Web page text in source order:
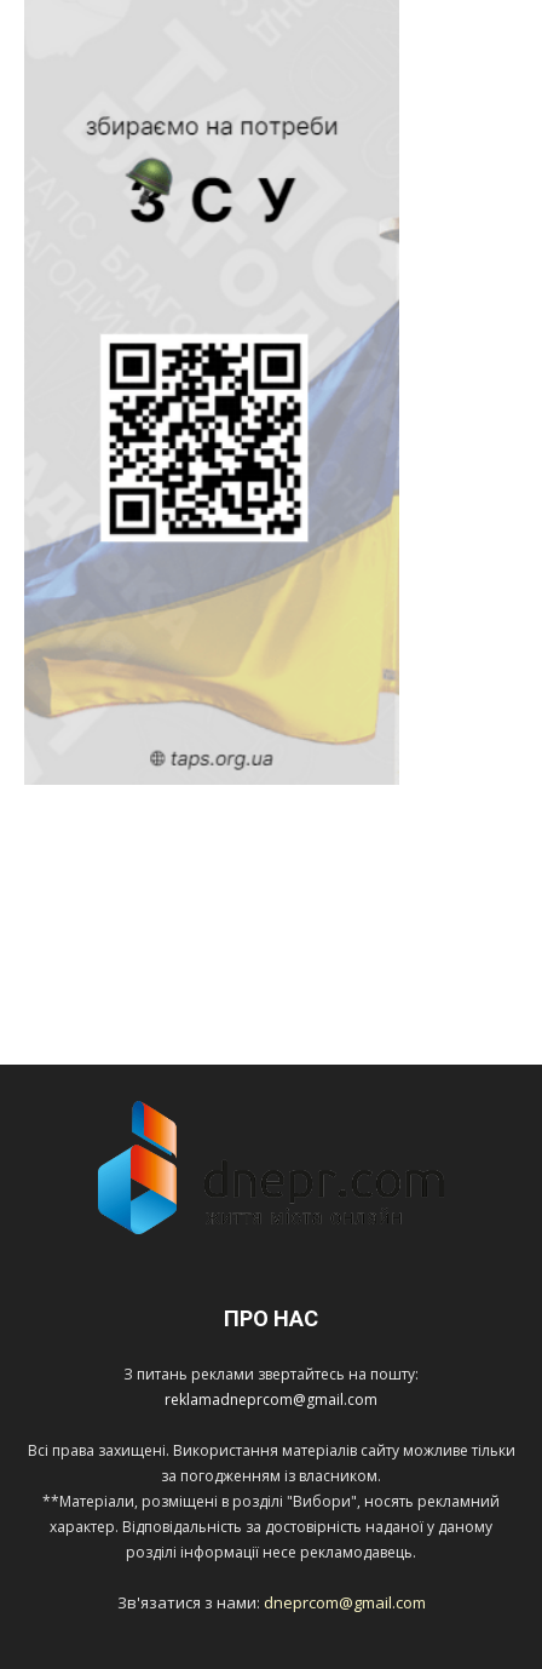
ПРО НАС
З питань реклами звертайтесь на пошту:
reklamadneprcom@gmail.com
Всі права захищені. Використання матеріалів сайту можливе тільки
за погодженням із власником.
**Матеріали, розміщені в розділі "Вибори", носять рекламний
характер. Відповідальність за достовірність наданої у даному
розділі інформації несе рекламодавець.
Зв'язатися з нами: dneprcom@gmail.com